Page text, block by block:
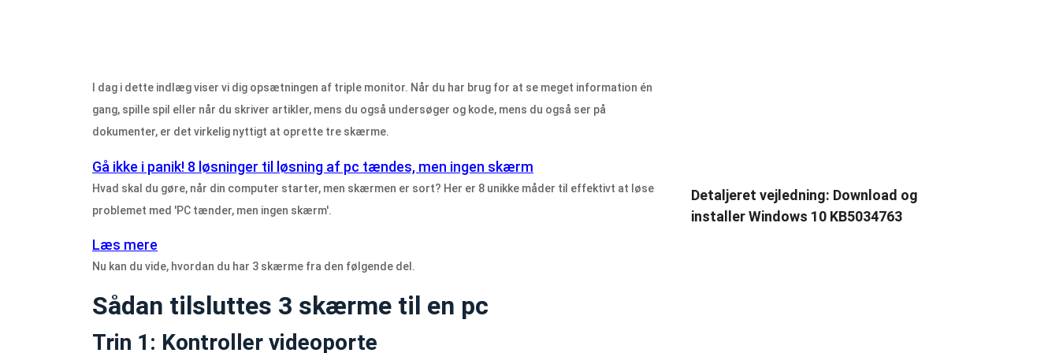
I dag i dette indlæg viser vi dig opsætningen af ​​triple monitor. Når du har brug for at se meget information én
gang, spille spil eller når du skriver artikler, mens du også undersøger og kode, mens du også ser på
dokumenter, er det virkelig nyttigt at oprette tre skærme.
Gå ikke i panik! 8 løsninger til løsning af pc tændes, men ingen skærm
Hvad skal du gøre, når din computer starter, men skærmen er sort? Her er 8 unikke måder til effektivt at løse
problemet med 'PC tænder, men ingen skærm'.
Læs mere
Nu kan du vide, hvordan du har 3 skærme fra den følgende del.
Sådan tilsluttes 3 skærme til en pc
Trin 1: Kontroller videoporte
Detaljeret vejledning: Download og
installer Windows 10 KB5034763